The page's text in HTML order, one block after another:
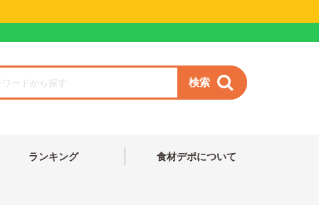
検索
ランキング 食材デポについて